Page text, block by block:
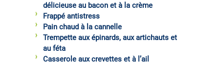
délicieuse au bacon et à la crème
Frappé antistress
Pain chaud à la cannelle
Trempette aux épinards, aux artichauts et
au féta
Casserole aux crevettes et à l’ail